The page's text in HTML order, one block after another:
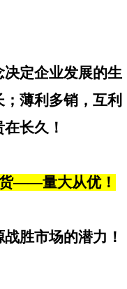
定企业发展的生
薄利多销，互利
长久！
——量大从优！
胜市场的潜力！